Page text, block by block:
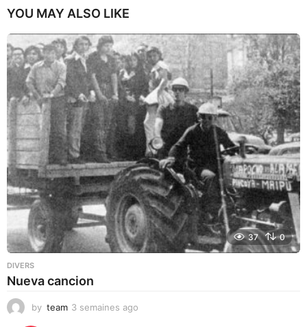
YOU MAY ALSO LIKE
37 0
DIVERS
Nueva cancion
by team 3 semaines ago